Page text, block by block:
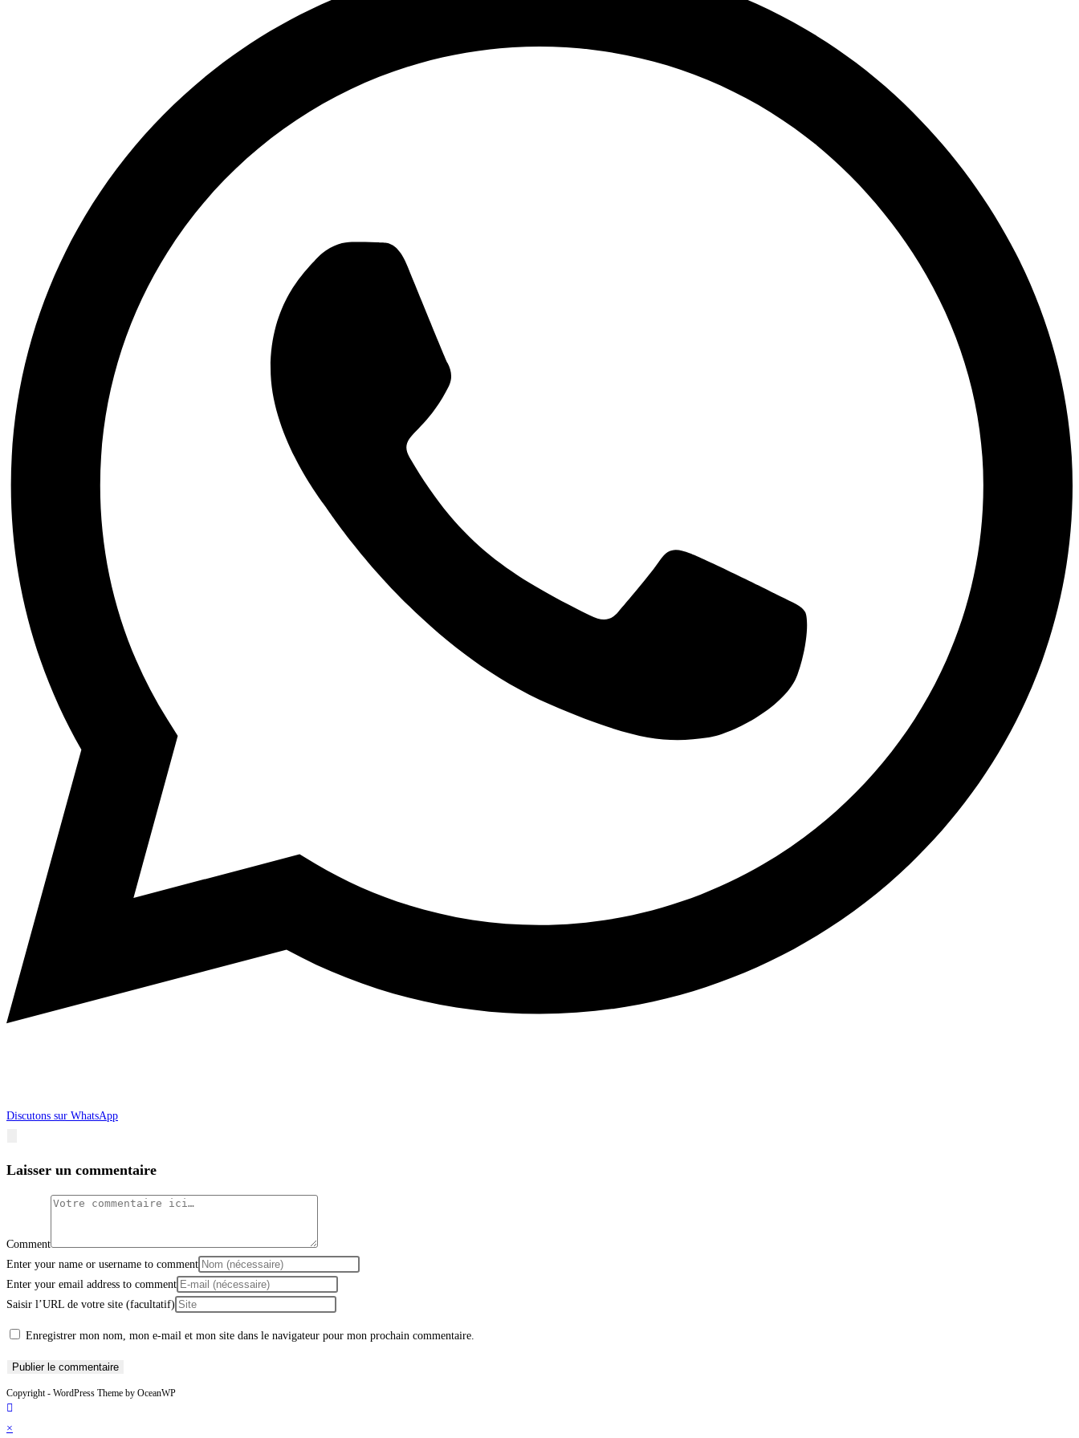
Discutons sur WhatsApp
Laisser un commentaire
Comment
Enter your name or username to comment
Enter your email address to comment
Saisir l’URL de votre site (facultatif)
Enregistrer mon nom, mon e-mail et mon site dans le navigateur pour mon prochain commentaire.
Copyright - WordPress Theme by OceanWP
×